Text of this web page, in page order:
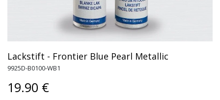
Lackstift - Frontier Blue Pearl Metallic
9925D-B0100-WB1
19.90 €